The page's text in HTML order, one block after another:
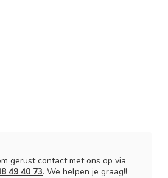
gerust contact met ons op via
49 40 73. We helpen je graag!!